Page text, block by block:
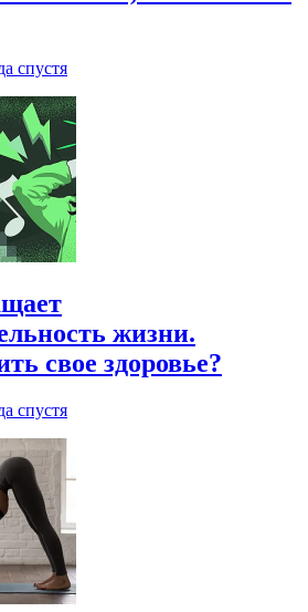
спустя
жизни.
свое здоровье?
спустя